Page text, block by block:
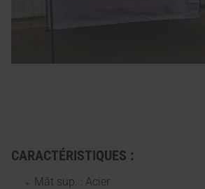
CARACTÉRISTIQUES :
Mât sup. : Acier